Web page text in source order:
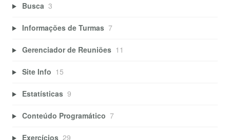
Busca 3
Informações de Turmas 7
Gerenciador de Reuniões 11
Site Info 15
Estatísticas 9
Conteúdo Programático 7
Exercícios 29